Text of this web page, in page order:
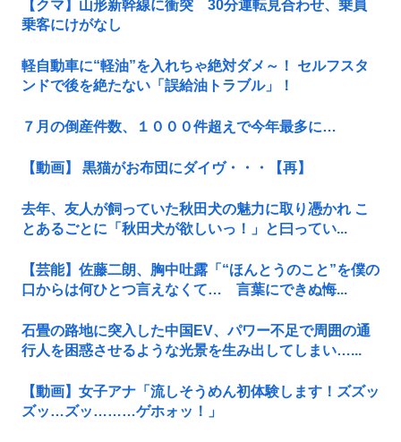
【クマ】山形新幹線に衝突 30分運転見合わせ、乗員
乗客にけがなし
軽自動車に“軽油”を入れちゃ絶対ダメ～！ セルフスタ
ンドで後を絶たない「誤給油トラブル」！
７月の倒産件数、１０００件超えで今年最多に…
【動画】 黒猫がお布団にダイヴ・・・【再】
去年、友人が飼っていた秋田犬の魅力に取り憑かれ こ
とあるごとに「秋田犬が欲しいっ！」と曰ってい...
【芸能】佐藤二朗、胸中吐露「“ほんとうのこと”を僕の
口からは何ひとつ言えなくて… 言葉にできぬ悔...
石畳の路地に突入した中国EV、パワー不足で周囲の通
行人を困惑させるような光景を生み出してしまい…...
【動画】女子アナ「流しそうめん初体験します！ズズッ
ズッ…ズッ………ゲホォッ！」